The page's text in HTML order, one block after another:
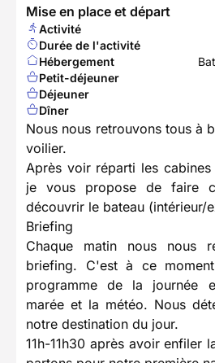
Mise en place et départ
Activité
Durée de l'activité
Hébergement
Petit-déjeuner
Déjeuner
Dîner
Nous nous retrouvons tous à
voilier.
Après voir réparti les
je vous propose de faire
découvrir le bateau (intérieur/
Briefing
Chaque matin nous nous
briefing. C'est à ce
programme de la journée
marée et la météo. Nous
notre destination du jour.
11h-11h30 après avoir enfiler